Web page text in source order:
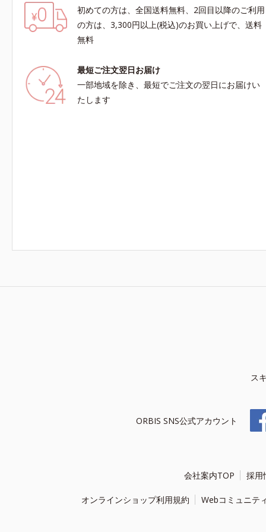
初めての方は、全国送料無料、2回目以降のご利用
の方は、3,300円以上(税込)のお買い上げで、送料
無料
最短ご注文翌日お届け
一部地域を除き、最短でご注文の翌日にお届けい
たします
ス
ORBIS SNS公式アカウント
会社案内TOP 採用
オンラインショップ利用規約 Webコミュニテ